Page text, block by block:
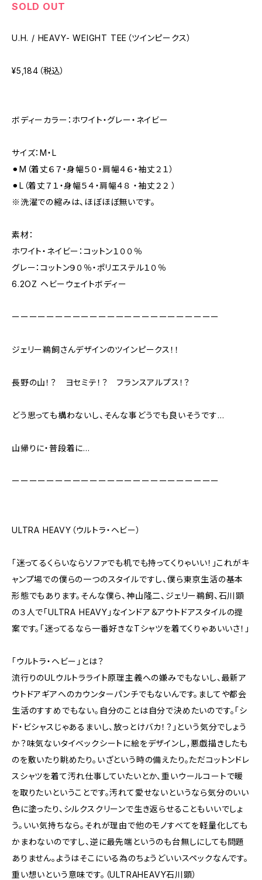
SOLD OUT
U.H. / HEAVY- WEIGHT TEE（ツインピークス）
¥5,184（税込）
ボディーカラー：ホワイト・グレー・ネイビー
サイズ：M・L
⚫︎M（着丈６７・身幅５０・肩幅４６・袖丈２１）
⚫︎L（着丈７１・身幅５４・肩幅４８ ・袖丈２２ ）
※洗濯での縮みは、ほぼほぼ無いです。
素材：
ホワイト・ネイビー：コットン１００％
グレー：コットン９０％・ポリエステル１０％
6.2OZ ヘビーウェイトボディー
ーーーーーーーーーーーーーーーーーーーーーーーー
ジェリー鵜飼さんデザインのツインピークス！！
長野の山！？ ヨセミテ！？ フランスアルプス！？
どう思っても構わないし、そんな事どうでも良いそうです…
山帰りに・普段着に…
ーーーーーーーーーーーーーーーーーーーーーーーー
ULTRA HEAVY（ウルトラ・ヘビー）
「迷ってるくらいならソファでも机でも持ってくりゃいい！」これがキ
ャンプ場での僕らの一つのスタイルですし、僕ら東京生活の基本
形態でもあります。そんな僕ら、神山隆二、ジェリー鵜飼、石川顕
の３人で「ULTRA HEAVY」なインドア＆アウトドアスタイルの提
案です。「迷ってるなら一番好きなTシャツを着てくりゃあいいさ！」
「ウルトラ・ヘビー」とは？
流行りのULウルトラライト原理主義への嫌みでもないし、最新ア
ウトドアギアへのカウンターパンチでもないんです。ましてや都会
生活のすすめでもない。自分のことは自分で決めたいのです。「シ
ド・ビシャスじゃあるまいし、放っとけバカ！？」という気分でしょう
か？味気ないタイベックシートに絵をデザインし，悪戯描きしたも
のを敷いたり眺めたり。いざという時の備えたり。ただコットンドレ
スシャツを着て汚れ仕事していたいとか、重いウールコートで暖
を取りたいということです。汚れて愛せないというなら気分のいい
色に塗ったり、シルクスクリーンで生き返らせることもいいでしょ
う。いい気持ちなら。それが理由で他のモノすべてを軽量化しても
かまわないのですし、逆に最先端というのも台無しにしても問題
ありません。ようはそこにいる為のちょうどいいスペックなんです。
重い想いという意味です。（ULTRAHEAVY石川顕）